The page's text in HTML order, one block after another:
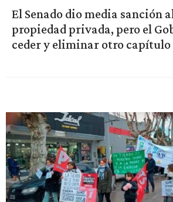
El Senado dio media sanción
propiedad privada, pero el
ceder y eliminar otro capítulo